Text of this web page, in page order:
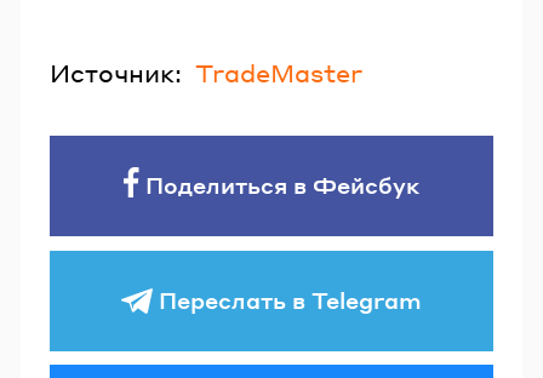
Источник: TradeMaster
Поделиться в Фейсбук
Переслать в Telegram